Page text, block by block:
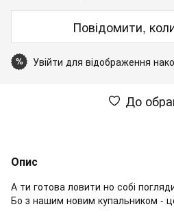
Повідомити,
% Увійти для відображення
До
Опис
А ти готова ловити но собі
Бо з нашим новим купальником -